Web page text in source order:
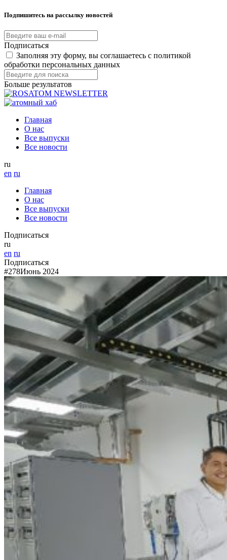
Подпишитесь на рассылку новостей
Подписаться
Заполняя эту форму, вы соглашаетесь с политикой
обработки персональных данных
Больше результатов
Главная
О нас
Все выпуски
Все новости
ru
en ru
Главная
О нас
Все выпуски
Все новости
Подписаться
ru
en ru
Подписаться
#278Июнь 2024